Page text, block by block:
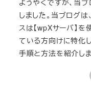
ようやくですが、当
しました。当ブログ
スは【wpXサーバ】
ている方向けに特化
手順と方法を紹介しま